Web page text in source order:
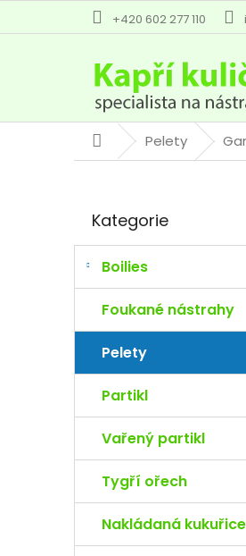
+420 602 277 110
DomůPelety
r
n
í
l
kategorie
Kategorie
Boilies
Foukané nástrahy
Pelety
Partikl
Vařený partikl
Tygří ořech
Nakládaná kukuřice